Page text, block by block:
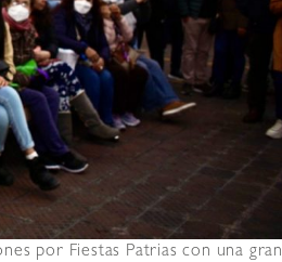
por Fiestas Patrias con una gran